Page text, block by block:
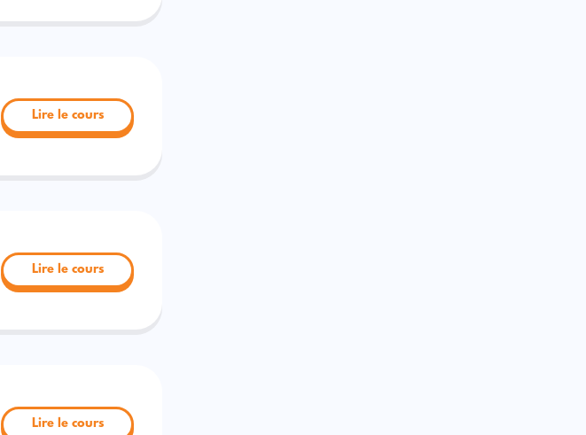
Lire le cours
Lire le cours
Lire le cours